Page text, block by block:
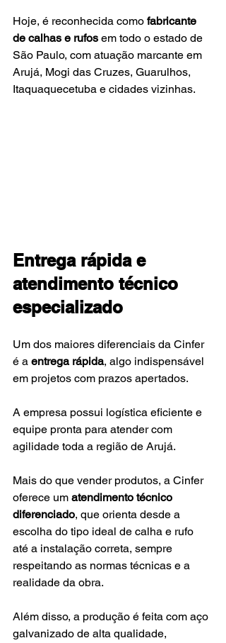
Hoje, é reconhecida como fabricante
de calhas e rufos em todo o estado de
São Paulo, com atuação marcante em
Arujá, Mogi das Cruzes, Guarulhos,
Itaquaquecetuba e cidades vizinhas.
Entrega rápida e
atendimento técnico
especializado
Um dos maiores diferenciais da Cinfer
é a entrega rápida, algo indispensável
em projetos com prazos apertados.
A empresa possui logística eficiente e
equipe pronta para atender com
agilidade toda a região de Arujá.
Mais do que vender produtos, a Cinfer
oferece um atendimento técnico
diferenciado, que orienta desde a
escolha do tipo ideal de calha e rufo
até a instalação correta, sempre
respeitando as normas técnicas e a
realidade da obra.
Além disso, a produção é feita com aço
galvanizado de alta qualidade,